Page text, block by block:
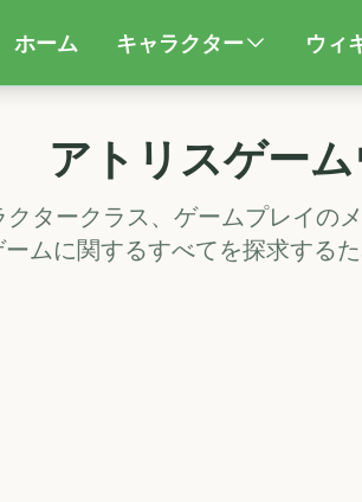
ホーム キャラクター ウィ
アトリスゲー
タークラス、ゲームプレイの
ムに関するすべてを探求するた